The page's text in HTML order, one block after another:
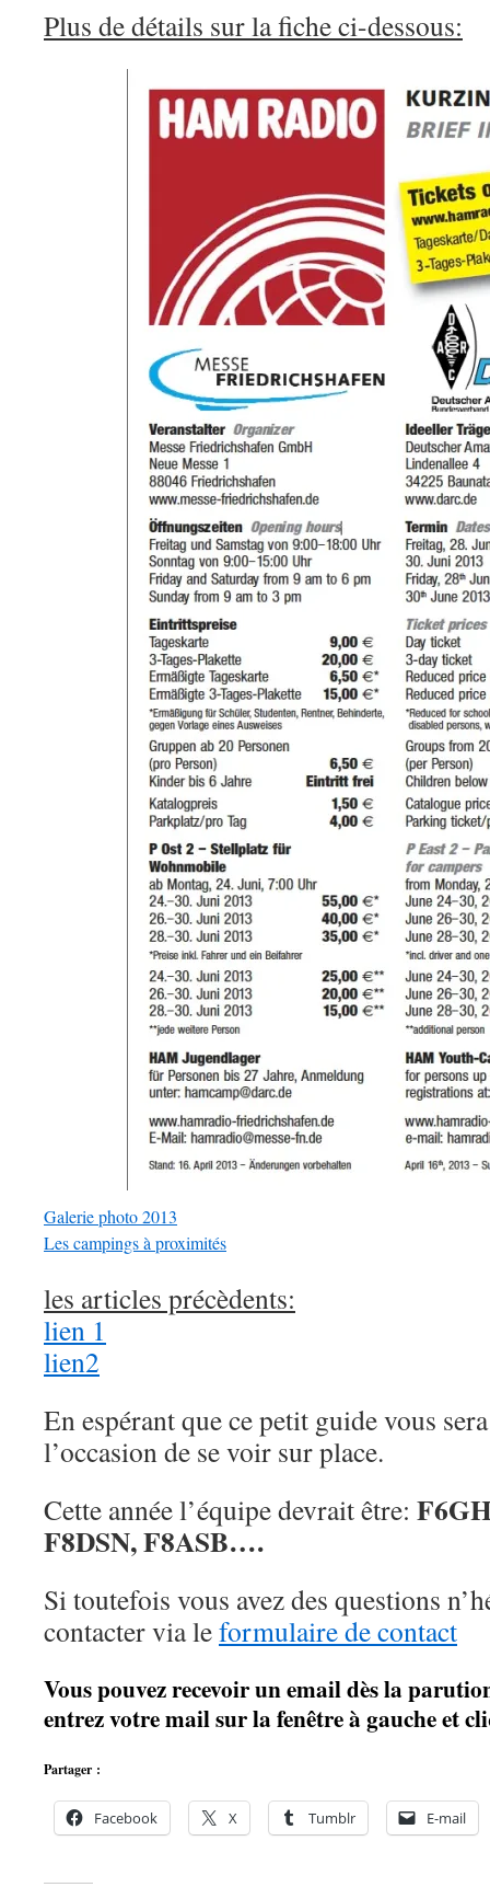
Plus de détails sur la fiche ci-dessous:
Galerie photo 2013
Les campings à proximités
les articles précèdents:
lien 1
lien2
En espérant que ce petit guide vous
l’occasion de se voir sur place.
Cette année l’équipe devrait être:
F8DSN, F8ASB….
Si toutefois vous avez des questions
contacter via leformulaire de contact
Vous pouvez recevoir un email dès la
entrez votre mail sur la fenêtre à gauche et
Partager :
Facebook X Tumblr E-mail